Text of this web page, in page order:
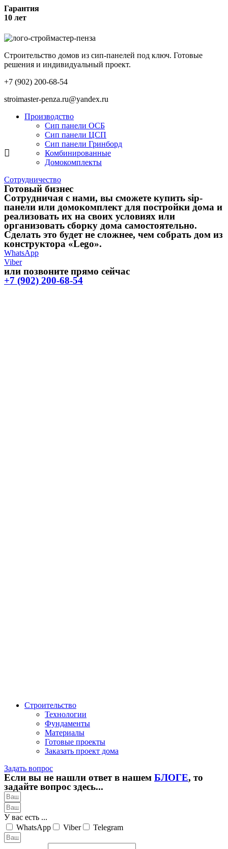
Гарантия
10 лет
Строительство домов из сип-панелей под ключ. Готовые
решения и индивидуальный проект.
+7 (902) 200-68-54
stroimaster-penza.ru@yandex.ru
Производство
Сип панели ОСБ
Сип панели ЦСП
Сип панели Гринборд
Комбинированные
Домокомплекты
Сотрудничество
Готовый бизнес
Сотрудничая с нами, вы сможете купить sip-
панели или домокомплект для постройки дома и
реализовать их на своих условиях или
организовать сборку дома самостоятельно.
Сделать это будет не сложнее, чем собрать дом из
конструктора «Lego».
WhatsApp
Viber
или позвоните прямо сейчас
+7 (902) 200-68-54
Строительство
Технологии
Фундаменты
Материалы
Готовые проекты
Заказать проект дома
Задать вопрос
Если вы не нашли ответ в нашем БЛОГЕ, то
задайте вопрос здесь...
У вас есть ...
WhatsApp
Viber Telegram